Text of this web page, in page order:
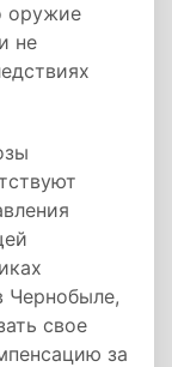
оружие
не
Чернобыле,
свое
за